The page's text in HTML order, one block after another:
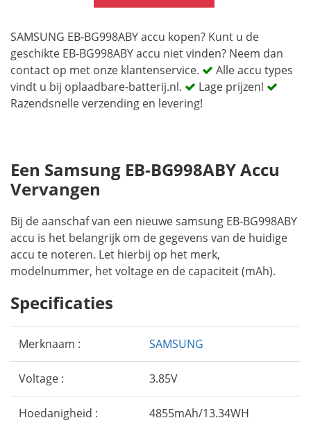
SAMSUNG EB-BG998ABY accu kopen? Kunt u de
geschikte EB-BG998ABY accu niet vinden? Neem dan
contact op met onze klantenservice.
Alle accu types
vindt u bij oplaadbare-batterij.nl.
Lage prijzen!
Razendsnelle verzending en levering!
Een Samsung EB-BG998ABY Accu
Vervangen
Bij de aanschaf van een nieuwe samsung EB-BG998ABY
accu is het belangrijk om de gegevens van de huidige
accu te noteren. Let hierbij op het merk,
modelnummer, het voltage en de capaciteit (mAh).
Specificaties
Merknaam : SAMSUNG
Voltage : 3.85V
Hoedanigheid : 4855mAh/13.34WH